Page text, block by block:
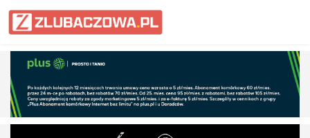
Informacje Lubaczów, powiat